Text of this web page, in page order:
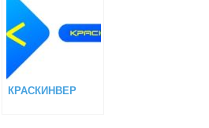
КРАСКИНВЕР